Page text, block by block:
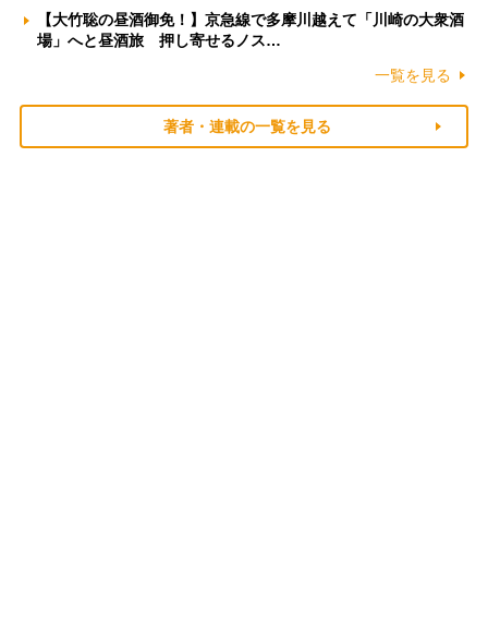
【大竹聡の昼酒御免！】京急線で多摩川越えて「川崎の大衆酒
場」へと昼酒旅 押し寄せるノス…
一覧を見る
著者・連載の一覧を見る